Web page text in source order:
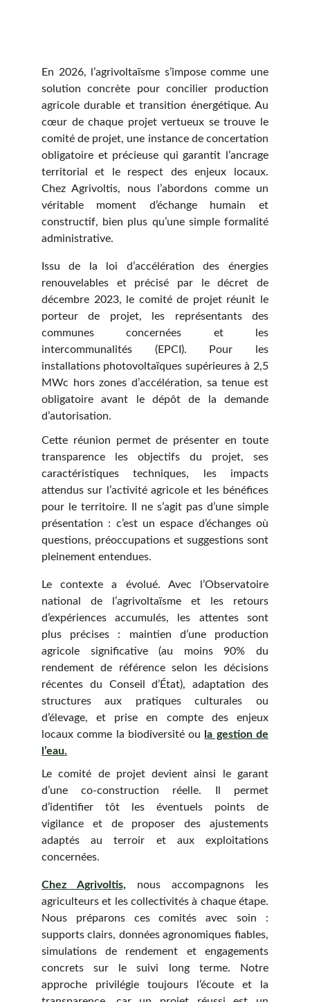
En 2026, l’agrivoltaïsme s’impose comme une
solution concrète pour concilier production
agricole durable et transition énergétique. Au
cœur de chaque projet vertueux se trouve le
comité de projet, une instance de concertation
obligatoire et précieuse qui garantit l’ancrage
territorial et le respect des enjeux locaux.
Chez Agrivoltis, nous l’abordons comme un
véritable moment d’échange humain et
constructif, bien plus qu’une simple formalité
administrative.
Issu de la loi d’accélération des énergies
renouvelables et précisé par le décret de
décembre 2023, le comité de projet réunit le
porteur de projet, les représentants des
communes concernées et les
intercommunalités (EPCI). Pour les
installations photovoltaïques supérieures à 2,5
MWc hors zones d’accélération, sa tenue est
obligatoire avant le dépôt de la demande
d’autorisation.
Cette réunion permet de présenter en toute
transparence les objectifs du projet, ses
caractéristiques techniques, les impacts
attendus sur l’activité agricole et les bénéfices
pour le territoire. Il ne s’agit pas d’une simple
présentation : c’est un espace d’échanges où
questions, préoccupations et suggestions sont
pleinement entendues.
Le contexte a évolué. Avec l’Observatoire
national de l’agrivoltaïsme et les retours
d’expériences accumulés, les attentes sont
plus précises : maintien d’une production
agricole significative (au moins 90% du
rendement de référence selon les décisions
récentes du Conseil d’État), adaptation des
structures aux pratiques culturales ou
d’élevage, et prise en compte des enjeux
locaux comme la biodiversité ou
la gestion de
l’eau.
Le comité de projet devient ainsi le garant
d’une co-construction réelle. Il permet
d’identifier tôt les éventuels points de
vigilance et de proposer des ajustements
adaptés au terroir et aux exploitations
concernées.
Chez Agrivoltis, nous accompagnons les
agriculteurs et les collectivités à chaque étape.
Nous préparons ces comités avec soin :
supports clairs, données agronomiques fiables,
simulations de rendement et engagements
concrets sur le suivi long terme. Notre
approche privilégie toujours l’écoute et la